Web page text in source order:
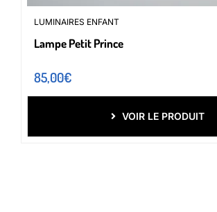
LUMINAIRES ENFANT
Lampe Petit Prince
85,00€
VOIR LE PRODUIT